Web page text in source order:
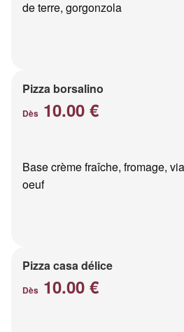
de terre, gorgonzola
Pizza borsalino
Dès 10.00 €
Base crème fraîche, fromage,
oeuf
Pizza casa délice
Dès 10.00 €